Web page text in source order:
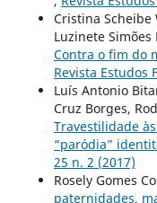
Cristina Scheibe
Luzinete
Contra o fim do
Revista Estudos
Luís Antonio
Cruz Borges,
Travestilidade
“paródia”
25 n. 2 (2017)
Rosely Gomes
paternidades,